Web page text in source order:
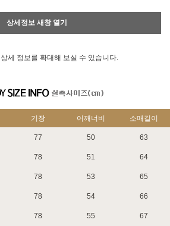
상세정보 새창 열기
상세 정보를 확대해 보실 수 있습니다.
기장 어깨너비 소매길이
77 50 63
78 51 64
78 53 65
78 54 66
78 55 67